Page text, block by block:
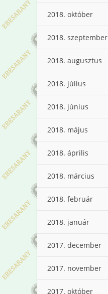
2018. október
2018. szeptember
2018. augusztus
2018. július
2018. június
2018. május
2018. április
2018. március
2018. február
2018. január
2017. december
2017. november
2017. október